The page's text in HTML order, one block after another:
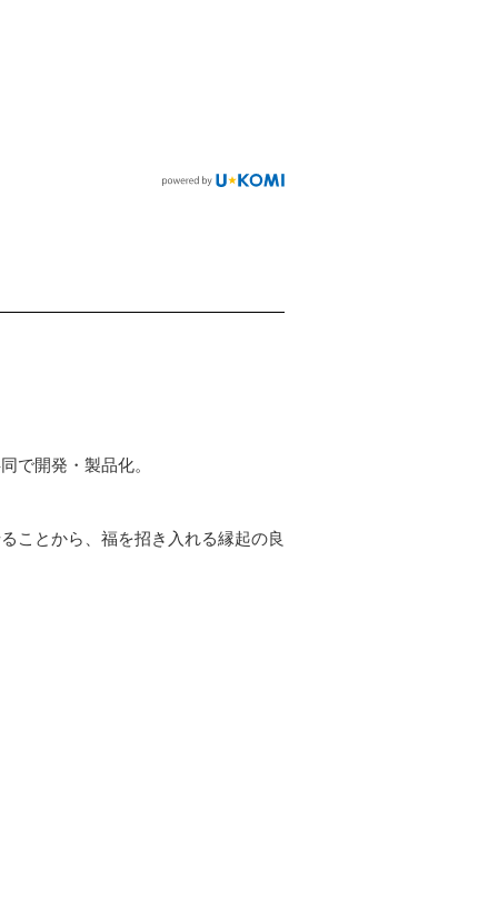
で開発・製品化。
ことから、福を招き入れる縁起の良